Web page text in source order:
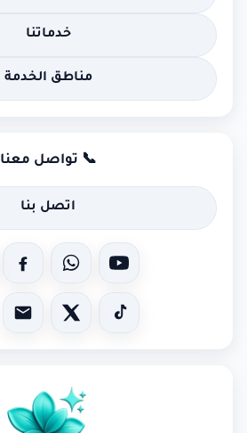
خدماتنا
مناطق الخدمة
📞 تواصل معنا
اتصل بنا